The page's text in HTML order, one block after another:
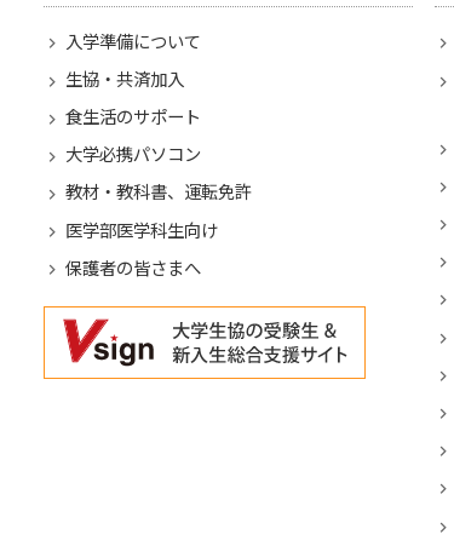
入学準備について
生協・共済加入
食生活のサポート
大学必携パソコン
教材・教科書、運転免許
医学部医学科生向け
保護者の皆さまへ